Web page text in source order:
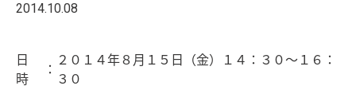
2014.10.08
日
時
：
２０１４年８月１５日（金）１４：３０～１６：
３０